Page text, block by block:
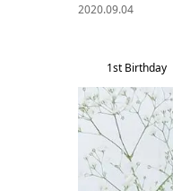
2020.09.04
1st Birthday